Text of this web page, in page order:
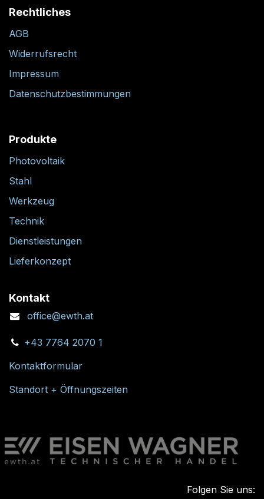
Rechtliches
AGB
Widerrufsrecht
Impressum
Datenschutzbestimmungen
Produkte
Photovoltaik
Stahl
Werkzeug
Technik
Dienstleistungen
Lieferkonzept
Kontakt
office@ewth.at
+43 7764 2070 1
Kontaktformular
Standort + Öffnungszeiten
Folgen Sie uns: